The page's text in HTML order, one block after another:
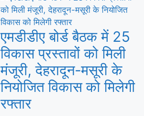
एमडीडीए बोर्ड बैठक में 25
विकास प्रस्तावों को मिली
मंजूरी, देहरादून-मसूरी के
नियोजित विकास को मिलेगी
रफ्तार